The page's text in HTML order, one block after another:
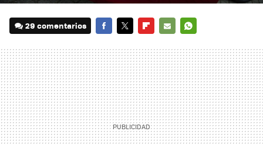
29 comentarios
MAIL